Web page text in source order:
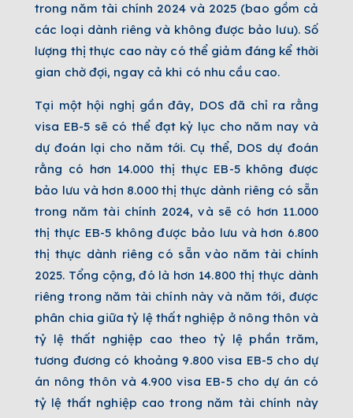
trong năm tài chính 2024 và 2025 (bao gồm cả
các loại dành riêng và không được bảo lưu). Số
lượng thị thực cao này có thể giảm đáng kể thời
gian chờ đợi, ngay cả khi có nhu cầu cao.
Tại một hội nghị gần đây, DOS đã chỉ ra rằng
visa EB-5 sẽ có thể đạt kỷ lục cho năm nay và
dự đoán lại cho năm tới. Cụ thể, DOS dự đoán
rằng có hơn 14.000 thị thực EB-5 không được
bảo lưu và hơn 8.000 thị thực dành riêng có sẵn
trong năm tài chính 2024, và sẽ có hơn 11.000
thị thực EB-5 không được bảo lưu và hơn 6.800
thị thực dành riêng có sẵn vào năm tài chính
2025. Tổng cộng, đó là hơn 14.800 thị thực dành
riêng trong năm tài chính này và năm tới, được
phân chia giữa tỷ lệ thất nghiệp ở nông thôn và
tỷ lệ thất nghiệp cao theo tỷ lệ phần trăm,
tương đương có khoảng 9.800 visa EB-5 cho dự
án nông thôn và 4.900 visa EB-5 cho dự án có
tỷ lệ thất nghiệp cao trong năm tài chính này